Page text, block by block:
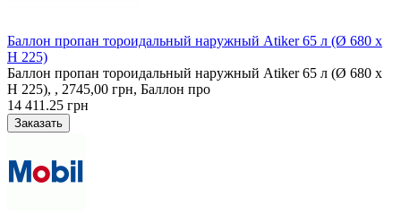
Баллон пропан тороидальный наружный Atiker 65 л (Ø 680 х
H 225)
Баллон пропан тороидальный наружный Atiker 65 л (Ø 680 х
H 225), , 2745,00 грн, Баллон про
14 411.25 грн